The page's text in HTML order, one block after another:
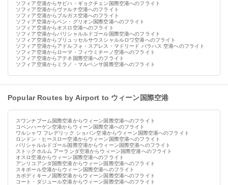
ソフィア空港からサビハ・ギョクチェン国際空港へのフライト
ソフィア空港からヴァルナ空港へのフライト
ソフィア空港からブルガス空港へのフライト
ソフィア空港からベン・グリオン国際空港へのフライト
ソフィア空港からオスロ空港へのフライト
ソフィア空港からパリシャルルドゴール国際空港へのフライト
ソフィア空港からブリュッセルサウスシャルルロワ空港へのフライト
ソフィア空港からアドルフォ・スアレス・マドリード バラハス 空港へのフライト
ソフィア空港からローマ・フィウミチーノ空港へのフライト
ソフィア空港からアテネ国際空港へのフライト
ソフィア空港からミラノ・マルペンサ国際空港へのフライト
Popular Routes by Airport to ウィーン国際空港
スワンナプーム国際空港からウィーン国際空港へのフライト
コペンハーゲン空港からウィーン国際空港へのフライト
ワルシャワ フレデリック ショパン空港からウィーン国際空港へのフライト
ロンドン・ヒースロー空港からウィーン国際空港へのフライト
パリシャルルドゴール国際空港からウィーン国際空港へのフライト
ストックホルム アーランダ空港からウィーン国際空港へのフライト
オスロ空港からウィーン国際空港へのフライト
アンリコアンダ国際空港からウィーン国際空港へのフライト
スキポール空港からウィーン国際空港へのフライト
カポディキーノ国際空港からウィーン国際空港へのフライト
コート・ダジュール空港からウィーン国際空港へのフライト